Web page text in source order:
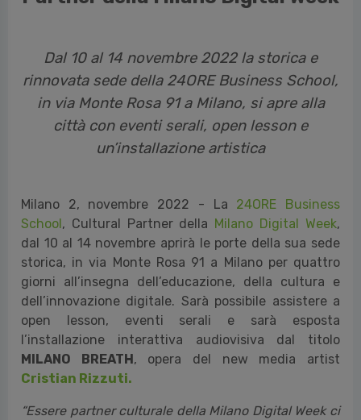
il programma della 24ORE
Business School Cultural
Partner della Milano Digital Week
rinnovata sede della 24ORE Business School,
in via Monte Rosa 91 a Milano, si apre alla
citt à con eventi serali, open lesson e
un’installazione artistica
Milano 2, novembre 2022 - La 24ORE Business
School, Cultural Partner della Milano Digital Week,
dal 10 al 14 novembre aprirà le porte della sua sede
giorni all’insegna dell’educazione, della cultura e